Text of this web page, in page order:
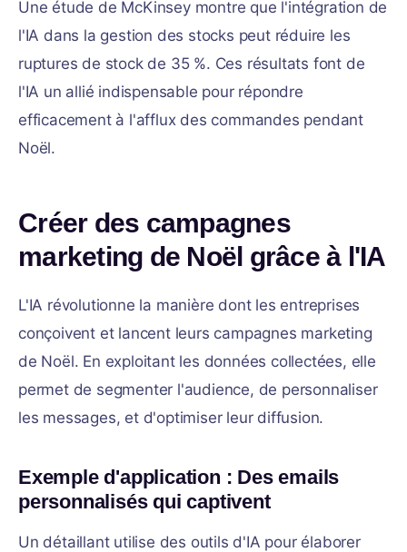
Une étude de McKinsey montre que l'intégration de
l'IA dans la gestion des stocks peut réduire les
ruptures de stock de 35 %. Ces résultats font de
l'IA un allié indispensable pour répondre
efficacement à l'afflux des commandes pendant
Noël.
Créer des campagnes
marketing de Noël grâce à l'IA
L'IA révolutionne la manière dont les entreprises
conçoivent et lancent leurs campagnes marketing
de Noël. En exploitant les données collectées, elle
permet de segmenter l'audience, de personnaliser
les messages, et d'optimiser leur diffusion.
Exemple d'application : Des emails
personnalisés qui captivent
Un détaillant utilise des outils d'IA pour élaborer